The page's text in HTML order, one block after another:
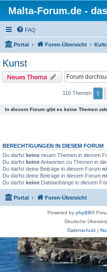
Malta-Forum.de -
FAQ
Portal Foren-Übersicht
Kunst
Neues Thema
110 Themen 1
In diesem Forum gibt es keine Themen
BERECHTIGUNGEN IN DIESEM FORUM
Du darfst keine neuen Themen in diesem
Du darfst keineAntworten zu Themen in
Du darfst deine Beiträge in diesem Forum
Du darfst deine Beiträge in diesem Forum
Du darfst keine Dateianhänge in diesem
Portal Foren-Übersicht
Powered by phpBB®
Deutsche
Datenschutz|